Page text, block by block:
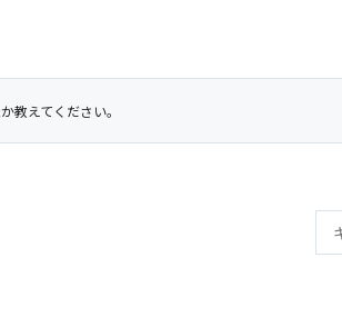
教えてください。